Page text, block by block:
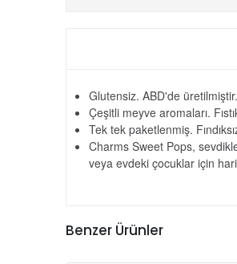
Glutensiz. ABD'de üretilmiştir.
Çeşitli meyve aromaları.
Tek tek paketlenmiş.
Charms Sweet Pops,
veya evdeki çocuklar için
Benzer Ürünler